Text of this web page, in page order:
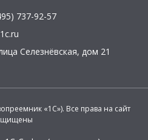
737-92-57
Селезнёвская, дом 21
«1С»). Все права на сайт